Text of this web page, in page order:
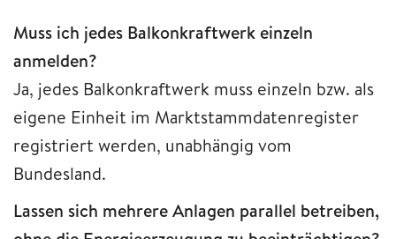
Muss ich jedes Balkonkraftwerk einzeln
anmelden?
Ja, jedes Balkonkraftwerk muss einzeln bzw. als
eigene Einheit im Marktstammdatenregister
registriert werden, unabhängig vom
Bundesland.
Lassen sich mehrere Anlagen parallel betreiben,